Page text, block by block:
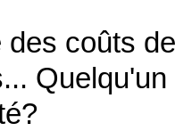
des coûts